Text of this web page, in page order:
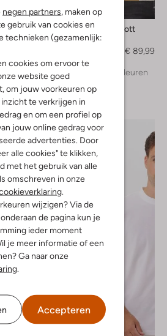
negen partners, maken op
gebruik van cookies en
technieken (gezamenlijk:
cookies om ervoor te
website goed
om jouw voorkeuren op
inzicht te verkrijgen in
en om een profiel op
jouw online gedrag voor
advertenties. Door
alle cookies" te klikken,
met het gebruik van alle
omschreven in onze
.
wijzigen? Via de
de pagina kun je
ieder moment
je meer informatie of een
Ga naar onze
.
Accepteren
-40%
Lyle & Scott
Jack
€ 89,99
+ meer kleuren